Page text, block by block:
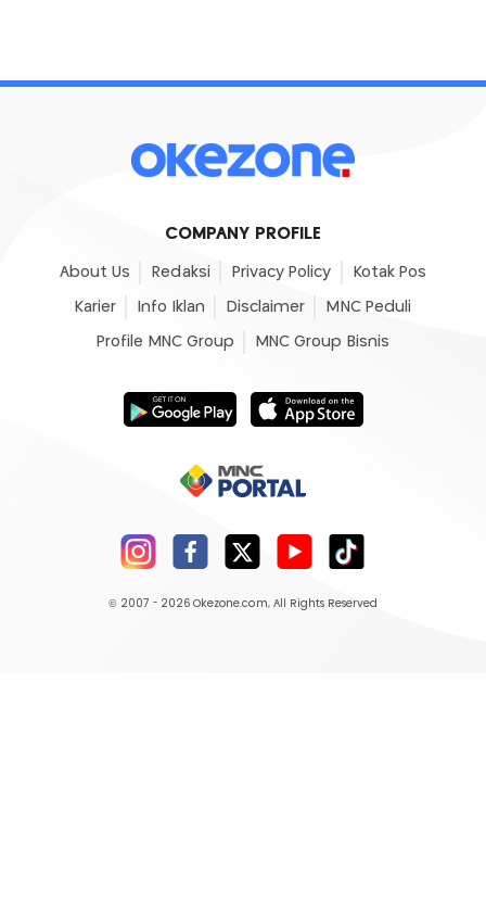
COMPANY PROFILE
About Us Redaksi Privacy Policy Kotak Pos
Karier Info Iklan Disclaimer MNC Peduli
Profile MNC Group MNC Group Bisnis
© 2007 - 2026 Okezone.com, All Rights Reserved